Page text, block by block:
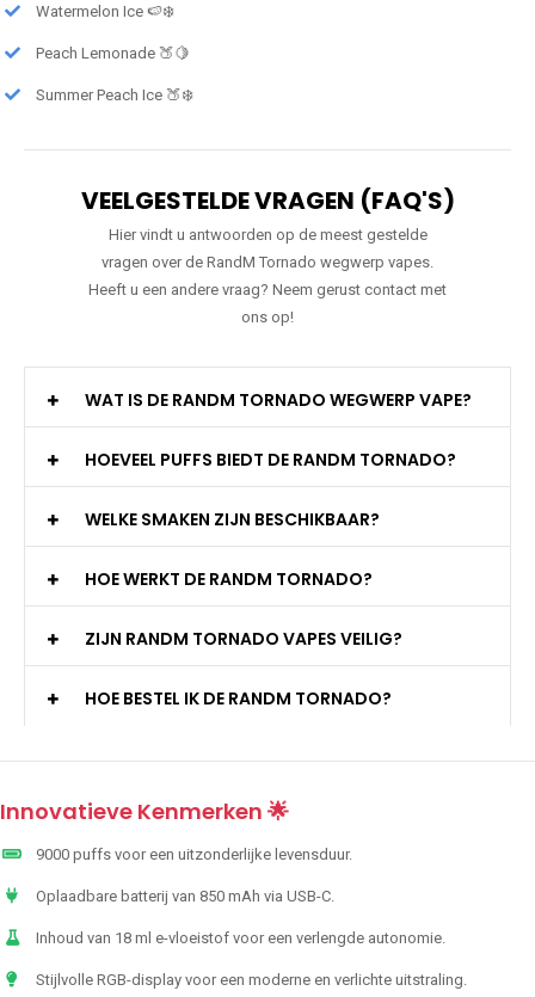
Watermelon Ice 🍉❄️
Peach Lemonade 🍑🍋
Summer Peach Ice 🍑❄️
VEELGESTELDE VRAGEN (FAQ'S)
Hier vindt u antwoorden op de meest gestelde
vragen over de RandM Tornado wegwerp vapes.
Heeft u een andere vraag? Neem gerust contact met
ons op!
WAT IS DE RANDM TORNADO WEGWERP VAPE?
HOEVEEL PUFFS BIEDT DE RANDM TORNADO?
WELKE SMAKEN ZIJN BESCHIKBAAR?
HOE WERKT DE RANDM TORNADO?
ZIJN RANDM TORNADO VAPES VEILIG?
HOE BESTEL IK DE RANDM TORNADO?
Innovatieve Kenmerken 🌟
9000 puffs voor een uitzonderlijke levensduur.
Oplaadbare batterij van 850 mAh via USB-C.
Inhoud van 18 ml e-vloeistof voor een verlengde autonomie.
Stijlvolle RGB-display voor een moderne en verlichte uitstraling.